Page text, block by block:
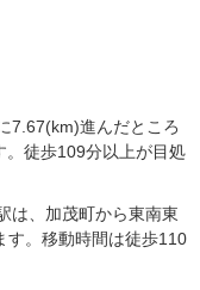
7.67(km)進んだところ
。徒歩109分以上が目処
は、加茂町から東南東
す。移動時間は徒歩110